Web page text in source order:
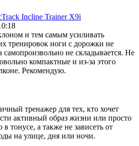
Incline Trainer X9i
и тем самым усиливать
тренировок ноги с дорожки не
самопроизвольно не складывается. Не
компактные и из-за этого
Рекомендую.
тренажер для тех, кто хочет
активный образ жизни или просто
тонусе, а также не зависеть от
на улице, дня или ночи.